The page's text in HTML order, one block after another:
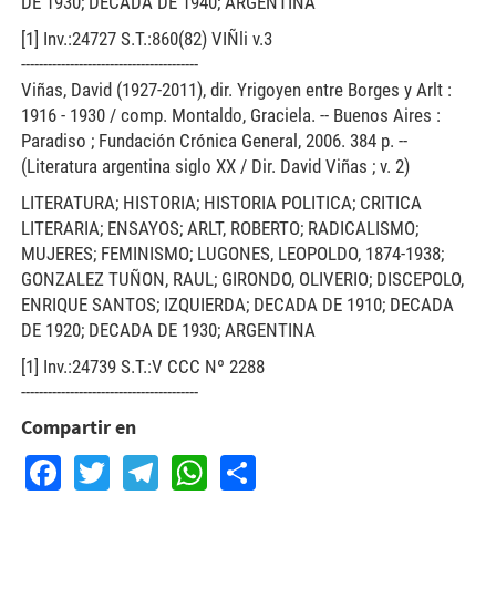
[1] Inv.:24727 S.T.:860(82) VIÑli v.3
----------------------------------------
Viñas, David (1927-2011), dir. Yrigoyen entre Borges y Arlt :
1916 - 1930 / comp. Montaldo, Graciela. -- Buenos Aires :
Paradiso ; Fundación Crónica General, 2006. 384 p. --
(Literatura argentina siglo XX / Dir. David Viñas ; v. 2)
LITERATURA; HISTORIA; HISTORIA POLITICA; CRITICA
LITERARIA; ENSAYOS; ARLT, ROBERTO; RADICALISMO;
MUJERES; FEMINISMO; LUGONES, LEOPOLDO, 1874-1938;
GONZALEZ TUÑON, RAUL; GIRONDO, OLIVERIO; DISCEPOLO,
ENRIQUE SANTOS; IZQUIERDA; DECADA DE 1910; DECADA
DE 1920; DECADA DE 1930; ARGENTINA
[1] Inv.:24739 S.T.:V CCC Nº 2288
----------------------------------------
Compartir en
Facebook
TwitterTelegram
WhatsApp
Share